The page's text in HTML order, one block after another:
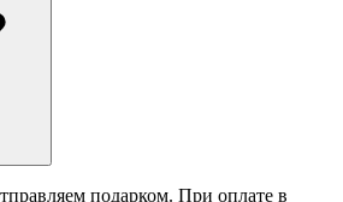
подарком. При оплате в